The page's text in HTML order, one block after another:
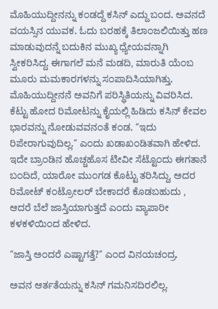
ಮೊಹಿಯುದ್ದೀನನ್ನು ಕಂಡದ್ದೆ ಕಸಿನ್ ಎದ್ದು ಬಂದ. ಅವನದೆ
ವಯಸ್ಸಿನ ಯುವಕ. ಓದು ಬರಹಕ್ಕೆ ತಿಲಾಂಜಲಿಯಿತ್ತು ಹಣ
ಮಾಡುವುದನ್ನೆ ಬದುಕಿನ ಮುಖ್ಯ ಧ್ಯೇಯವನ್ನಾಗಿ
ಸ್ವೀಕರಿಸಿದ್ದ. ಈಗಾಗಲೆ ಮನೆ ಮಡದಿ, ಮಾರುತಿ ಯೆಂಬ
ಮೂರು ಮಮಕಾರಗಳನ್ನು ಸಂಪಾದಿಸಿಯಾಗಿತ್ತು.
ಮೊಹಿಯುದ್ದೀನನೆ ಅವನಿಗೆ ಪರಿಸ್ಥಿತಿಯನ್ನು ವಿವರಿಸಿದ.
ಕೆಟ್ಟು ಹೋದ ರಿಮೋಟನ್ನು ಕೈಯಲ್ಲಿ ಹಿಡಿದು ಕಸಿನ್ ಕೇವಲ
ಭಾರವನ್ನು ನೋಡುವವನಂತೆ ಕಂಡ. “ಇದು
ರಿಪೇರಾಗುವುದಿಲ್ಲ.” ಎಂದು ಖಡಾಖಂಡಿತವಾಗಿ ಹೇಳಿದ.
ಇದೇ ಬ್ರಾಂಡಿನ ಹೊಚ್ಚಹೊಸ ಟೀವೀ ಸೆಟ್ಟೊಂದು ಈಗತಾನೆ
ಬಂದಿದೆ, ಯಾರೋ ಮುಂಗಡ ಕೊಟ್ಟು ತರಿಸಿದ್ದು, ಅದರ
ರಿಮೋಟ್ ಕಂಟ್ರೋಲರ್ ಬೇಕಾದರೆ ಕೊಡಬಹುದು ,
ಆದರೆ ಬೆಲೆ ಜಾಸ್ತಿಯಾಗುತ್ತದೆ ಎಂದು ವ್ಯಾಪಾರೀ
ಕಳಕಳಿಯಿಂದ ಹೇಳಿದ.
“ಜಾಸ್ತಿ ಅಂದರೆ ಎಷ್ಟಾಗತ್ತೆ?” ಎಂದ ವಿನಯಚಂದ್ರ.
ಅವನ ಆರ್ತತೆಯನ್ನು ಕಸಿನ್ ಗಮನಿಸದಿರಲಿಲ್ಲ.